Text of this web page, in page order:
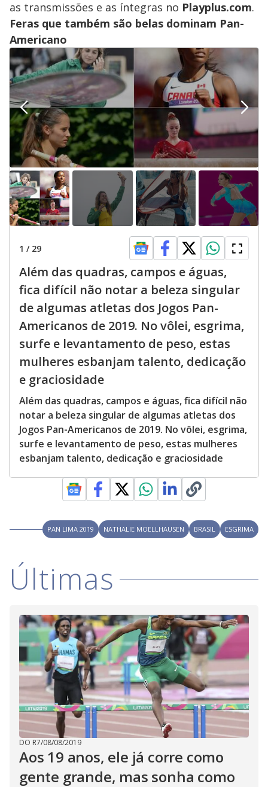
as transmissões e as íntegras no Playplus.com.
Feras que também são belas dominam Pan-
Americano
1 / 29
Além das quadras, campos e águas,
fica difícil não notar a beleza singular
de algumas atletas dos Jogos Pan-
Americanos de 2019. No vôlei, esgrima,
surfe e levantamento de peso, estas
mulheres esbanjam talento, dedicação
e graciosidade
Além das quadras, campos e águas, fica difícil não
notar a beleza singular de algumas atletas dos
Jogos Pan-Americanos de 2019. No vôlei, esgrima,
surfe e levantamento de peso, estas mulheres
esbanjam talento, dedicação e graciosidade
PAN LIMA 2019 NATHALIE MOELLHAUSEN BRASIL ESGRIMA
Últimas
DO R7/08/08/2019
Aos 19 anos, ele já corre como
gente grande, mas sonha como